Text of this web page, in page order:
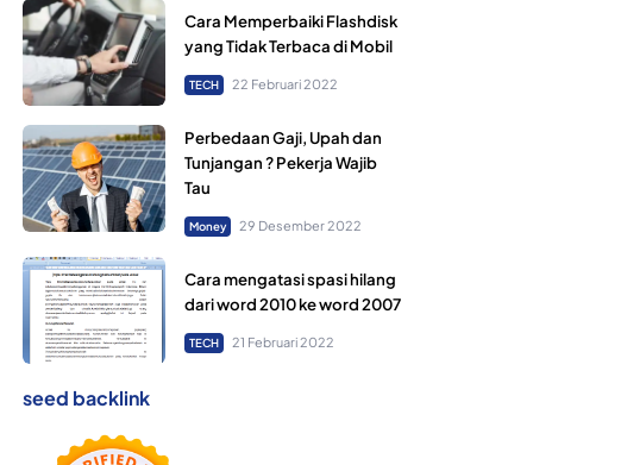
Cara Memperbaiki Flashdisk
yang Tidak Terbaca di Mobil
TECH 22 Februari 2022
Perbedaan Gaji, Upah dan
Tunjangan ? Pekerja Wajib
Tau
Money 29 Desember 2022
Cara mengatasi spasi hilang
dari word 2010 ke word 2007
TECH 21 Februari 2022
seed backlink